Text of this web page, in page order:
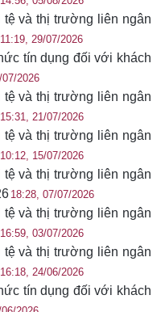
và thị trường liên ngân
11:19, 29/07/2026
tín dụng đối với khách
2026
và thị trường liên ngân
15:31, 21/07/2026
và thị trường liên ngân
10:12, 15/07/2026
và thị trường liên ngân
18:28, 07/07/2026
và thị trường liên ngân
16:59, 03/07/2026
và thị trường liên ngân
16:18, 24/06/2026
tín dụng đối với khách